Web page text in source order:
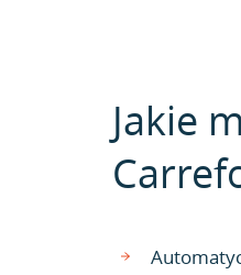
Jakie